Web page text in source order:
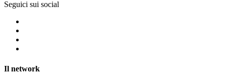
Seguici sui social
Il network